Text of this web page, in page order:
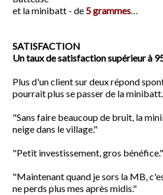
et la minibatt - de5 grammes…
SATISFACTION
Un taux de satisfaction supérieur à
Plus d'un client sur deux répond
pourrait plus se passer de la
"Sans faire beaucoup de bruit, la
neige dans le village."
"Petit investissement, gros bénéfice."
"Maintenant quand je sors la MB,
ne perds plus mes après midis."